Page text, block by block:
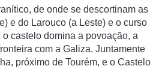
de onde se descortinam as
e do Larouco (a Leste) e o curso
castelo domina a povoação, a
com a Galiza. Juntamente
próximo de Tourém, e o Castelo